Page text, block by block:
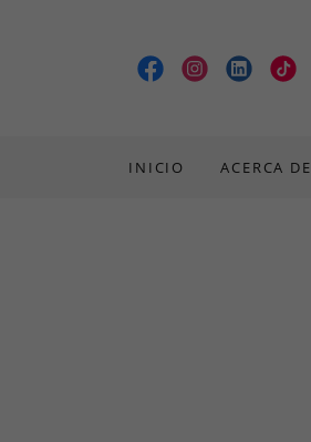
INICIO ACERCA DE